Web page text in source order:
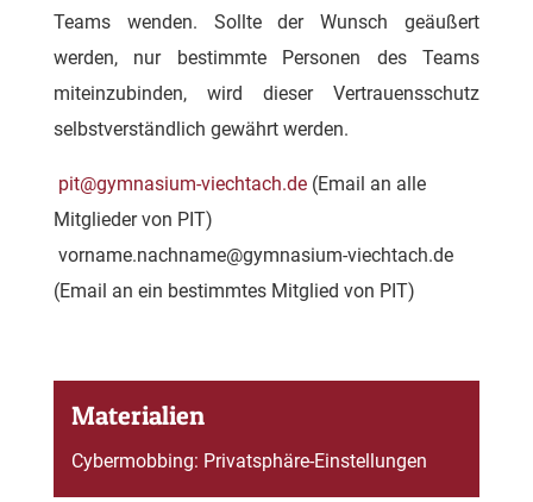
Teams wenden. Sollte der Wunsch geäußert
werden, nur bestimmte Personen des Teams
miteinzubinden, wird dieser Vertrauensschutz
selbstverständlich gewährt werden.
pit@gymnasium-viechtach.de(Email an alle
Mitglieder von PIT)
vorname.nachname@gymnasium-viechtach.de
(Email an ein bestimmtes Mitglied von PIT)
Materialien
Cybermobbing: Privatsphäre-Einstellungen